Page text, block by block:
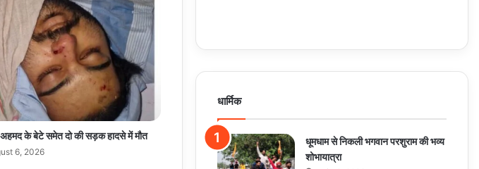
के बेटे समेत दो की सड़क हादसे में मौत
6, 2026
धार्मिक
धूमधाम से निकली भगवान परशुराम की भव्य
शोभायात्रा